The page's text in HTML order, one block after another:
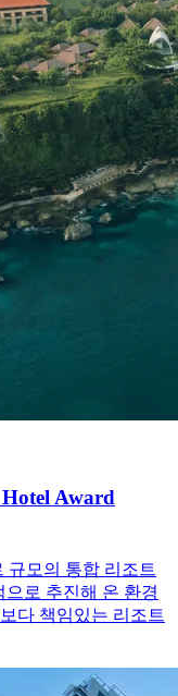
Award
규모의 통합 리조트
로 추진해 온 환경
다 책임있는 리조트